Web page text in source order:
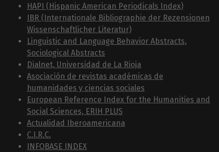
HAPI (Hispanic American Periodicals Index)
IBR (Internationale Bibliographie der Rezensionen
Wissenschaftlicher Literatur)
Linguistic and Language Behavior Abstracts,
Sociological Abstracts
Dialnet, Universidad de La Rioja
Asociación de revistas académicas de
humanidades y ciencias sociales
European Reference Index for the Humanities and
Social Sciences, ERIH PLUS
Actualidad Iberoamericana
C.I.R.C.
INFOBASE INDEX